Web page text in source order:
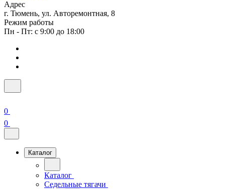
Адрес
г. Тюмень, ул. Авторемонтная, 8
Режим работы
Пн - Пт: с 9:00 до 18:00
0
0
Каталог
Каталог
Седельные тягачи